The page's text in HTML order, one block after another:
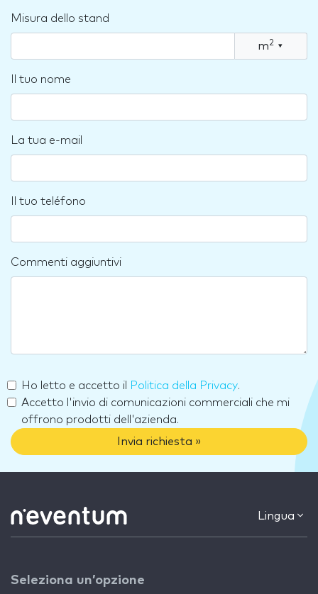
Misura dello stand
m2 ▾
Il tuo nome
La tua e-mail
Il tuo teléfono
Commenti aggiuntivi
Ho letto e accetto il Politica della Privacy.
Accetto l'invio di comunicazioni commerciali che mi
offrono prodotti dell'azienda.
Invia richiesta »
Lingua
Seleziona un’opzione